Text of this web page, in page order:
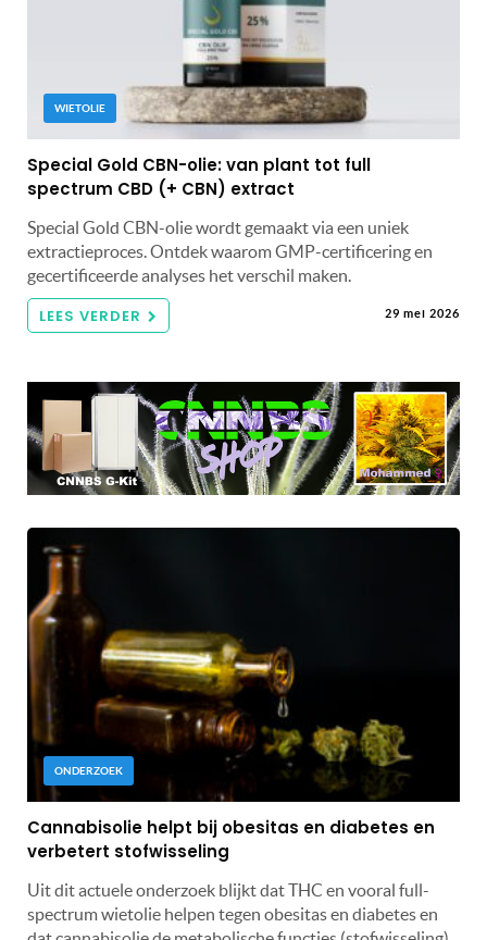
WIETOLIE
Special Gold CBN-olie: van plant tot full
spectrum CBD (+ CBN) extract
Special Gold CBN-olie wordt gemaakt via een uniek
extractieproces. Ontdek waarom GMP-certificering en
gecertificeerde analyses het verschil maken.
LEES VERDER 29 mei 2026
ONDERZOEK
Cannabisolie helpt bij obesitas en diabetes en
verbetert stofwisseling
Uit dit actuele onderzoek blijkt dat THC en vooral full-
spectrum wietolie helpen tegen obesitas en diabetes en